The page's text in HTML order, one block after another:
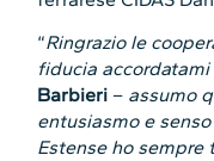
“Ringrazio le
fiducia accordatami
Barbieri – assumo
entusiasmo e
Estense ho sempre